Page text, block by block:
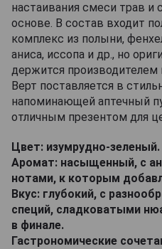
настаивания смеси трав и
основе. В состав входит
комплекс из полыни,
аниса, иссопа и др., но
держится
Верт поставляется в
напоминающей аптечный
отличным презентом для
Цвет: изумрудно-зеленый.
Аромат: насыщенный, с
нотами, к которым
Вкус: глубокий, с
специй, сладковатыми
в финале.
Гастрономические